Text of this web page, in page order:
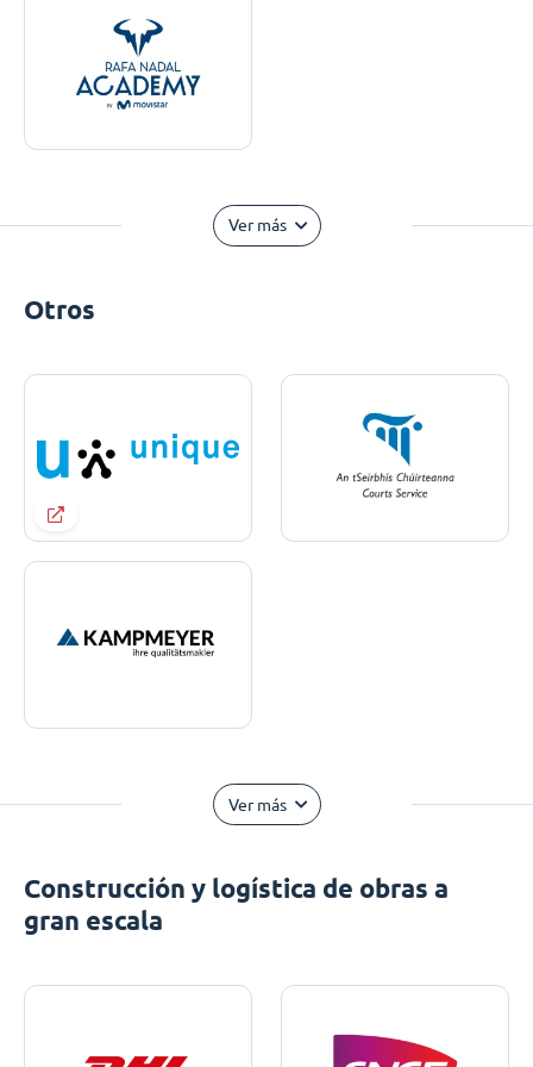
Ver más
Otros
Ver más
Construcción y logística de obras a
gran escala